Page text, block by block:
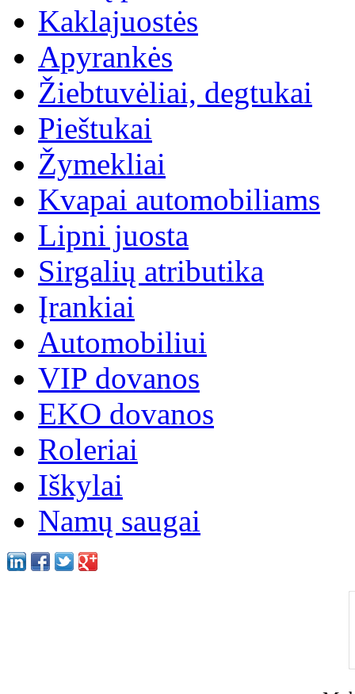
Kaklajuostės
Apyrankės
Žiebtuvėliai, degtukai
Pieštukai
Žymekliai
Kvapai automobiliams
Lipni juosta
Sirgalių atributika
Įrankiai
Automobiliui
VIP dovanos
EKO dovanos
Roleriai
Iškylai
Namų saugai